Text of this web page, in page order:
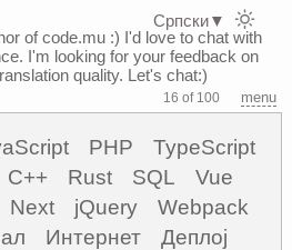
of code.mu :) I'd love to chat with
I'm looking for your feedback on
quality. Let's chat:)
16 of 100 menu
PHP
TypeScript
C++ Rust SQL
Vue
Next jQuery
Webpack
Интернет
Деплој
Српски▼